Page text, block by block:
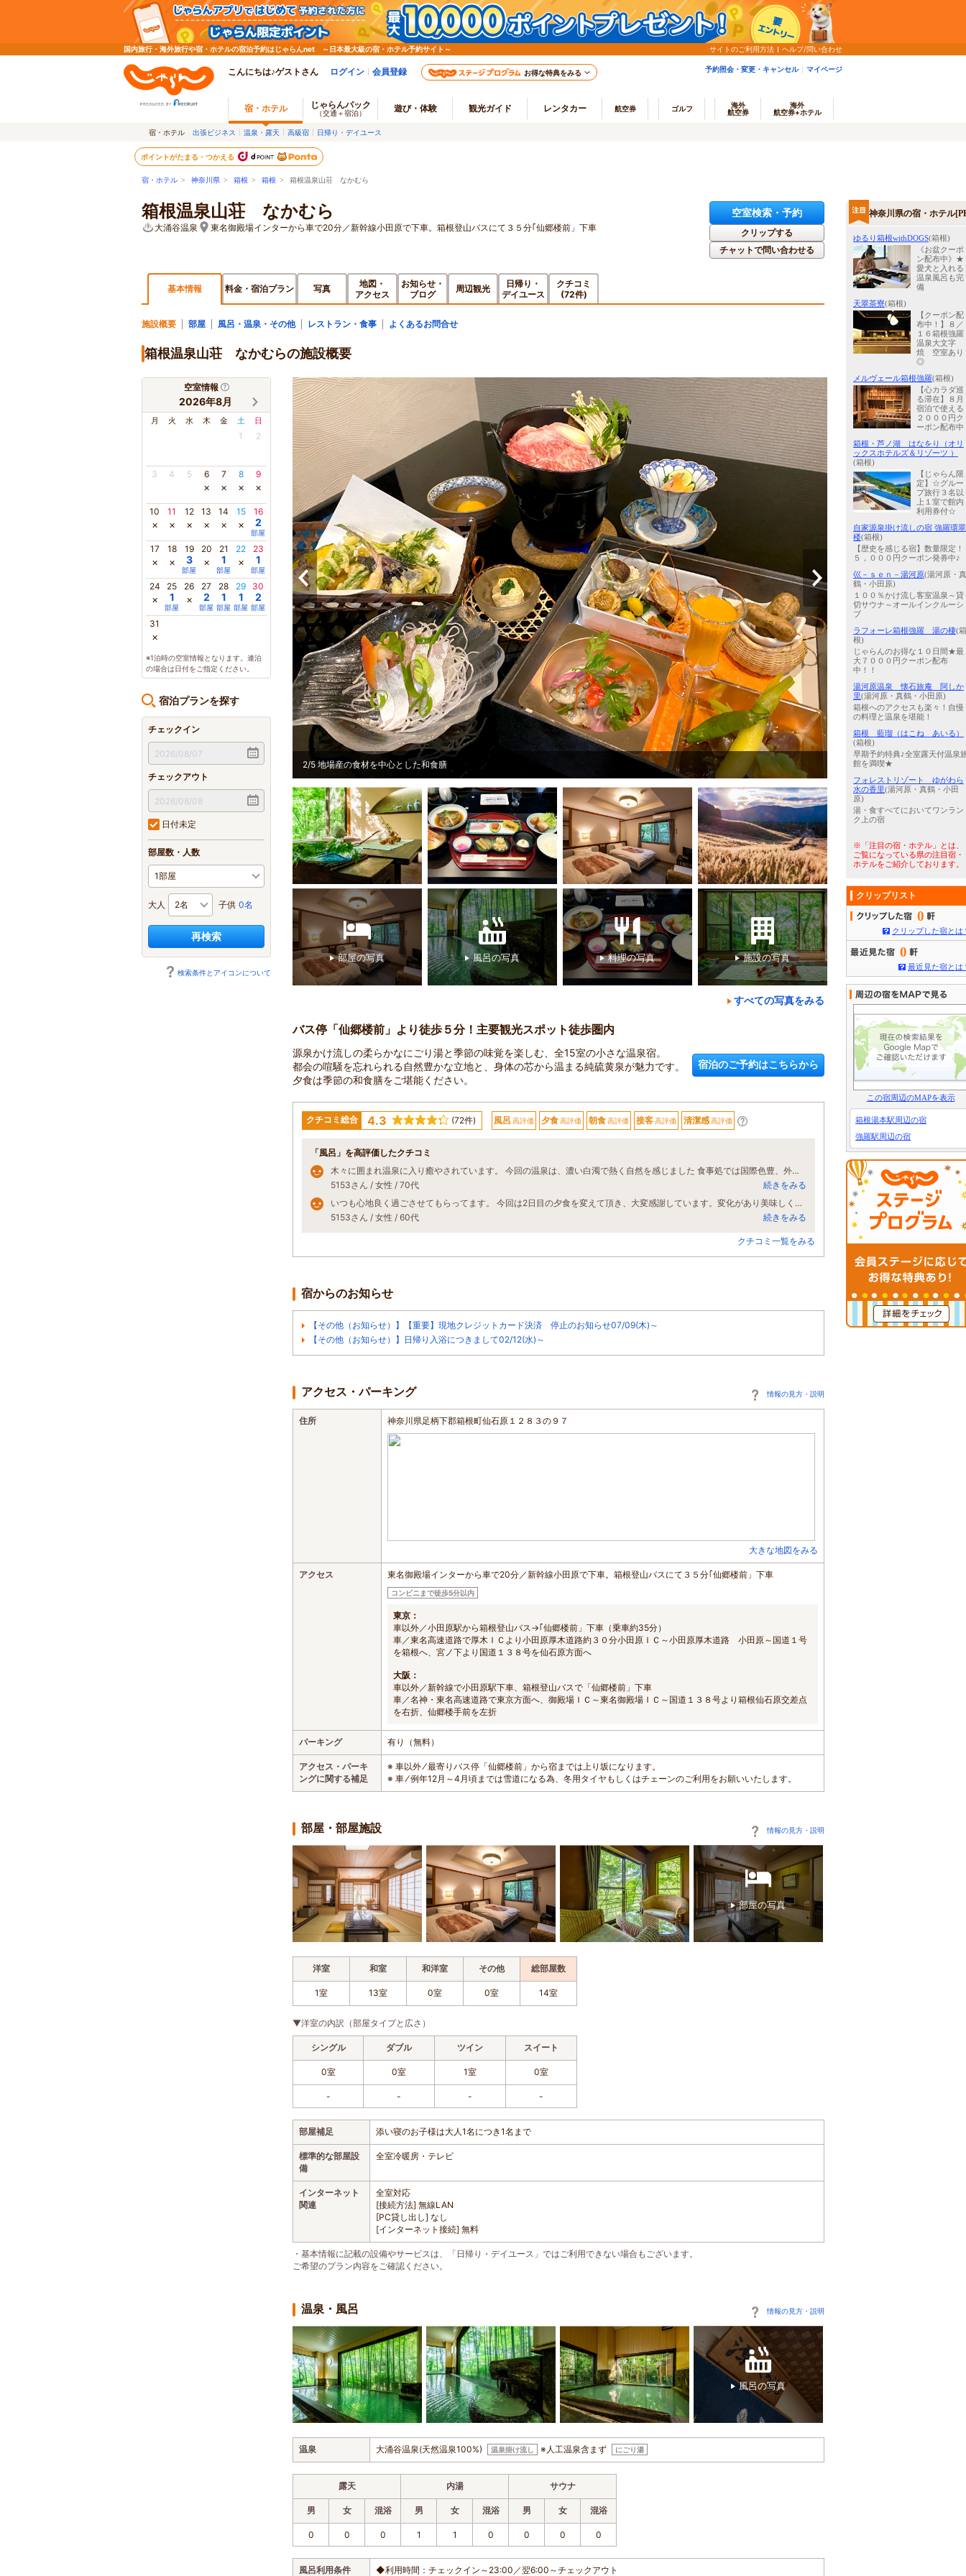
国内旅行・海外旅行や宿・ホテルの宿泊予約はじゃらんnet ～日本最大級の宿・ホテル予約サイト～ サイトのご利用方法 ヘルプ/問い合わせ
こんにちは♪ゲストさん ログイン 会員登録 お得な特典をみる 予約照会・変更・キャンセル マイページ
宿・ホテル じゃらんパック
（交通＋宿泊） 遊び・体験 観光ガイド レンタカー 航空券 ゴルフ
海外
航空券
海外
航空券+ホテル
宿・ホテル 出張ビジネス 温泉・露天 高級宿 日帰り・デイユース
ポイントがたまる・つかえる
宿・ホテル > 神奈川県 > 箱根 > 箱根 > 箱根温泉山荘 なかむら
箱根温泉山荘 なかむら
大涌谷温泉 東名御殿場インターから車で20分／新幹線小田原で下車。箱根登山バスにて３５分｢仙郷楼前」下車
空室検索・予約
クリップする
チャットで問い合わせる
基本情報 料金・宿泊プラン 写真
地図・
アクセス
お知らせ・
ブログ
周辺観光
日帰り・
デイユース
クチコミ
(72件)
施設概要 部屋 風呂・温泉・その他 レストラン・食事 よくあるお問合せ
箱根温泉山荘 なかむらの施設概要
空室情報
2026年8月
月 火 水 木 金 土 日
1 2
3 4 5 6
×
7
×
8
×
9
×
10
×
11
×
12
×
13
×
14
×
15
×
16
2
部屋
17
×
18
×
19
3
部屋
20
×
21
1
部屋
22
×
23
1
部屋
24
×
25
1
部屋
26
×
27
2
部屋
28
1
部屋
29
1
部屋
30
2
部屋
31
×
※1泊時の空室情報となります。連泊
の場合は日付をご指定ください。
宿泊プランを探す
チェックイン
チェックアウト
日付未定
部屋数・人数
大人 子供 0名
再検索
検索条件とアイコンについて
2/5 地場産の食材を中心とした和食膳 お食事処
部屋の写真 風呂の写真 料理の写真 施設の写真
すべての写真をみる
バス停「仙郷楼前」より徒歩５分！主要観光スポット徒歩圏内
源泉かけ流しの柔らかなにごり湯と季節の味覚を楽しむ、全15室の小さな温泉宿。
都会の喧騒を忘れられる自然豊かな立地と、身体の芯から温まる純硫黄泉が魅力です。
夕食は季節の和食膳をご堪能ください。
宿泊のご予約はこちらから
クチコミ総合 4.3 (72件) 風呂 高評価 夕食高評価 朝食高評価 接客高評価 清潔感高評価
「風呂」を高評価したクチコミ
木々に囲まれ温泉に入り癒やされています。 今回の温泉は、濃い白濁で熱く自然を感じました 食事処では国際色豊、外国で食事をしている様でとても楽しい…… 相変わらず朝食に提供されるカレイ煮付けは美味しいです。 又、伺います
5153さん / 女性 / 70代
続きをみる
いつも心地良く過ごさせてもらってます。 今回は2日目の夕食を変えて頂き、大変感謝しています。変化があり美味しく頂きました。 次回、伺った時もよろしくお願いします。 温泉は相変わらず、良かったです。
5153さん / 女性 / 60代
続きをみる
クチコミ一覧をみる
宿からのお知らせ
【その他（お知らせ）】【重要】現地クレジットカード決済 停止のお知らせ07/09(木)～
【その他（お知らせ）】日帰り入浴につきまして02/12(水)～
アクセス・パーキング 情報の見方・説明
住所 神奈川県足柄下郡箱根町仙石原１２８３の９７
大きな地図をみる
アクセス 東名御殿場インターから車で20分／新幹線小田原で下車。箱根登山バスにて３５分｢仙郷楼前」下車
コンビニまで徒歩5分以内
東京：
車以外／小田原駅から箱根登山バス→｢仙郷楼前」下車（乗車約35分）
車／東名高速道路で厚木ＩＣより小田原厚木道路約３０分小田原ＩＣ～小田原厚木道路 小田原～国道１号
を箱根へ、宮ノ下より国道１３８号を仙石原方面へ
大阪：
車以外／新幹線で小田原駅下車、箱根登山バスで「仙郷楼前」下車
車／名神・東名高速道路で東京方面へ、御殿場ＩＣ～東名御殿場ＩＣ～国道１３８号より箱根仙石原交差点
を右折、仙郷楼手前を左折
パーキング 有り（無料）
アクセス・パーキ
ングに関する補足
※ 車以外 ⁄ 最寄りバス停「仙郷楼前」から宿までは上り坂になります。
※ 車 ⁄ 例年12月～4月頃までは雪道になる為、冬用タイヤもしくはチェーンのご利用をお願いいたします。
部屋・部屋施設 情報の見方・説明
部屋の写真
洋室 和室 和洋室 その他 総部屋数
1室 13室 0室 0室 14室
▼洋室の内訳（部屋タイプと広さ）
シングル ダブル ツイン スイート
0室 0室 1室 0室
- - - -
部屋補足 添い寝のお子様は大人1名につき1名まで
標準的な部屋設
備
全室冷暖房・テレビ
インターネット
関連
全室対応
[接続方法] 無線LAN
[PC貸し出し] なし
[インターネット接続] 無料
・基本情報に記載の設備やサービスは、「日帰り・デイユース」ではご利用できない場合もございます。
ご希望のプラン内容をご確認ください。
温泉・風呂 情報の見方・説明
風呂の写真
温泉 大涌谷温泉(天然温泉100%) 温泉掛け流し ※人工温泉含まず にごり湯
露天 内湯 サウナ
男 女 混浴 男 女 混浴 男 女 混浴
0 0 0 1 1 0 0 0 0
風呂利用条件 ◆利用時間：チェックイン～23:00／翌6:00～チェックアウト
神奈川県の宿・ホテル
ゆるり箱根withDOGS(箱根)
《お盆クーポ
ン配布中》★
愛犬と入れる
温泉風呂も完
備
天翠茶寮(箱根)
【クーポン配
布中！】８／
１６箱根強羅
温泉大文字
焼 空室あり
◎
メルヴェール箱根強羅(箱根)
【心カラダ巡
る滞在】８月
宿泊で使える
２０００円ク
ーポン配布中
箱根・芦ノ湖 はなをり（オリ
ックスホテルズ＆リゾーツ ）
(箱根)
【じゃらん限
定】☆グルー
プ旅行３名以
上１室で館内
利用券付☆
自家源泉掛け流しの宿 強羅環翠
楼(箱根)
【歴史を感じる宿】数量限定！
５，０００円クーポン発券中♪
巛－ｓｅｎ－湯河原(湯河原・真
鶴・小田原)
１００％かけ流し客室温泉～貸
切サウナ～オールインクルーシ
ブ
ラフォーレ箱根強羅 湯の棲(箱
根)
じゃらんのお得な１０日間★最
大７０００円クーポン配布
中！！
湯河原温泉 懐石旅庵 阿しか
里(湯河原・真鶴・小田原)
箱根へのアクセスも楽々！自慢
の料理と温泉を堪能！
箱根 藍瑠（はこね あいる）
(箱根)
早期予約特典♪全室露天付温泉
館を満喫★
フォレストリゾート ゆがわら
水の香里(湯河原・真鶴・小田
原)
湯・食すべてにおいてワンラン
ク上の宿
※「注目の宿・ホテル」とは、
ご覧になっている県の注目宿・
ホテルをご紹介しております。
クリップリスト
0
クリップした宿とは
0
最近見た宿とは
この宿周辺のMAPを表示
箱根湯本駅周辺の宿
強羅駅周辺の宿